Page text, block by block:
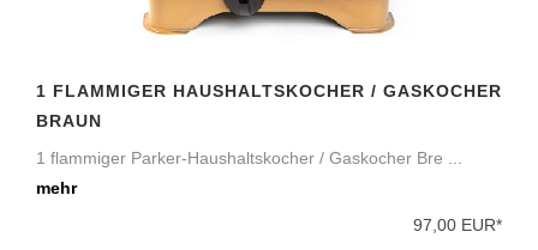
1 FLAMMIGER HAUSHALTSKOCHER / GASKOCHER
BRAUN
1 flammiger Parker-Haushaltskocher / Gaskocher Bre ...
mehr
97,00 EUR*